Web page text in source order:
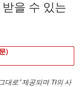
을 수 있는
)
대로" 제공되며 TI의 사